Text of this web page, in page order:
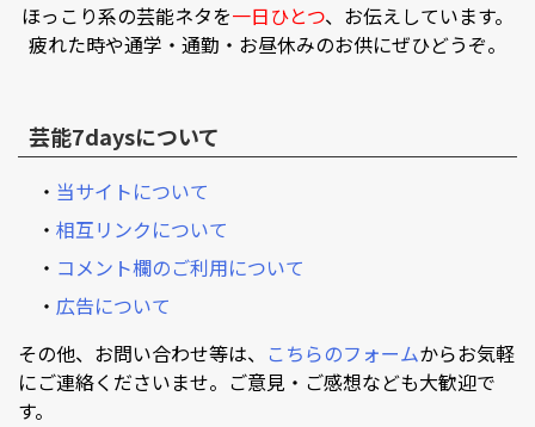
ほっこり系の芸能ネタを一日ひとつ、お伝えしています。
疲れた時や通学・通勤・お昼休みのお供にぜひどうぞ。
芸能7daysについて
・ 当サイトについて
・ 相互リンクについて
・ コメント欄のご利用について
・ 広告について
その他、お問い合わせ等は、 こちらのフォームからお気軽
にご連絡くださいませ。ご意見・ご感想なども大歓迎で
す。